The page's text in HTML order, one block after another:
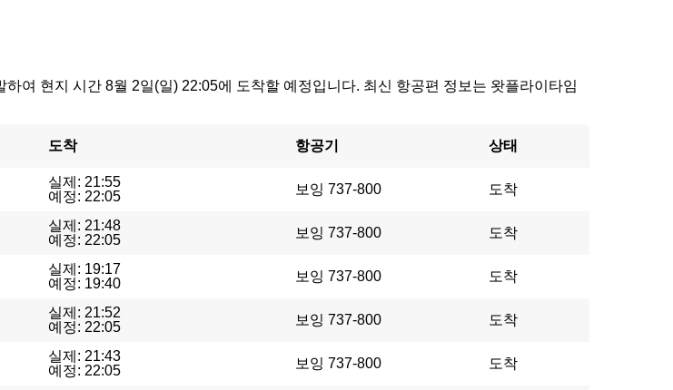
여 현지 시간 8월 2일(일) 22:05에 도착할 예정입니다. 최신 항공편 정보는 왓플라이타임
도착 항공기 상태
실제: 21:55
예정: 22:05
보잉 737-800 도착
실제: 21:48
예정: 22:05
보잉 737-800 도착
실제: 19:17
예정: 19:40
보잉 737-800 도착
실제: 21:52
예정: 22:05
보잉 737-800 도착
실제: 21:43
예정: 22:05
보잉 737-800 도착